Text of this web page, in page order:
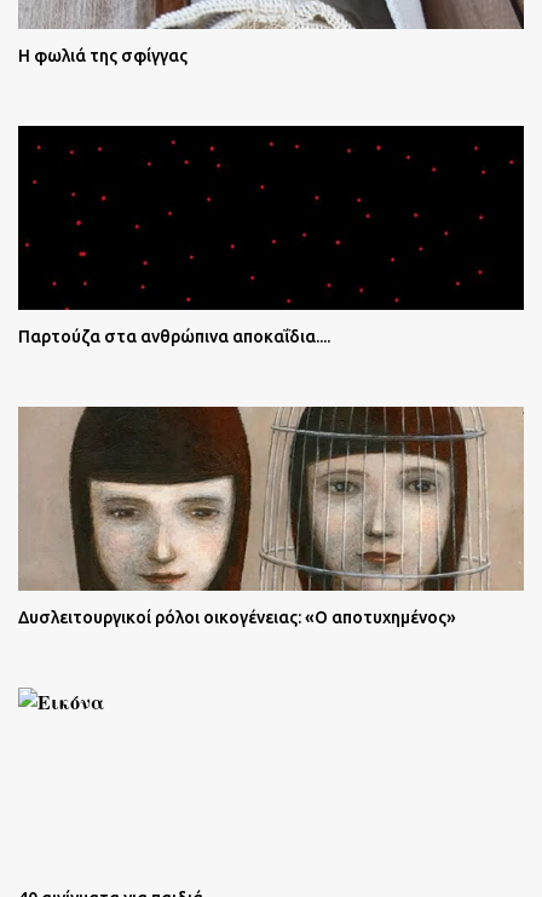
Η φωλιά της σφίγγας
Παρτούζα στα ανθρώπινα αποκαΐδια....
Δυσλειτουργικοί ρόλοι οικογένειας: «Ο αποτυχημένος»